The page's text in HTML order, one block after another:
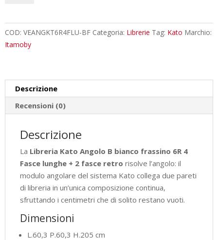
bianco
frassino
Fasce
lunghe
2
retro
L.60,3
P.60,3
H.205
quantità
COD: VEANGKT6R4FLU-BF Categoria: Librerie Tag: Kato Marchio:
Itamoby
Descrizione
Recensioni (0)
Descrizione
La Libreria Kato Angolo B bianco frassino 6R 4
Fasce lunghe + 2 fasce retro risolve l’angolo: il
modulo angolare del sistema Kato collega due pareti
di libreria in un’unica composizione continua,
sfruttando i centimetri che di solito restano vuoti.
Dimensioni
L.60,3 P.60,3 H.205 cm